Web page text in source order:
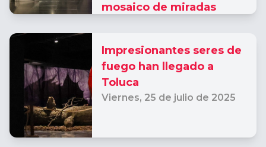
mosaico de miradas
2025
Impresionantes seres de
fuego han llegado a
Toluca
Viernes, 25 de julio de 2025